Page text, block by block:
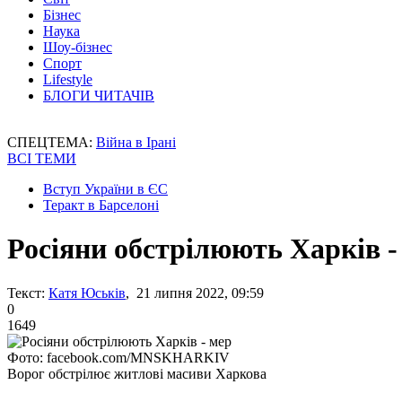
Бізнес
Наука
Шоу-бізнес
Спорт
Lifestyle
БЛОГИ ЧИТАЧІВ
СПЕЦТЕМА: Війна в Ірані
ВСІ ТЕМИ
Вступ України в ЄС
Теракт в Барселоні
Росіяни обстрілюють Харків
Текст: Катя Юськів, 21 липня 2022, 09:59
0
1649
Фото: facebook.com/MNSKHARKIV
Ворог обстрілює житлові масиви Харкова